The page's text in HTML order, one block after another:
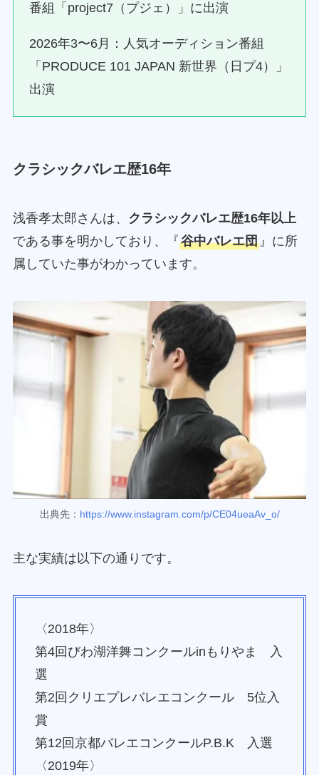
番組「project7（プジェ）」に出演
2026年3〜6月：人気オーディション番組
「PRODUCE 101 JAPAN 新世界（日プ4）」
出演
クラシックバレエ歴16年
浅香孝太郎さんは、 クラシックバレエ歴16年以上
である事を明かしており、『谷中バレエ団』に所
属していた事がわかっています。
出典先： https://www.instagram.com/p/CE04ueaAv_o/
主な実績は以下の通りです。
〈2018年〉
第4回びわ湖洋舞コンクールinもりやま 入
選
第2回クリエプレバレエコンクール 5位入
賞
第12回京都バレエコンクールP.B.K 入選
〈2019年〉